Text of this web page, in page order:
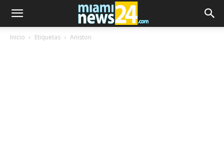
Inicio Etiquetas Aniston